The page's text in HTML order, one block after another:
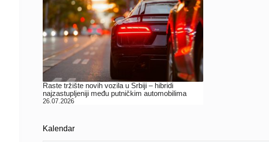
Raste tržište novih vozila u Srbiji – hibridi
najzastupljeniji među putničkim automobilima
26.07.2026
Kalendar